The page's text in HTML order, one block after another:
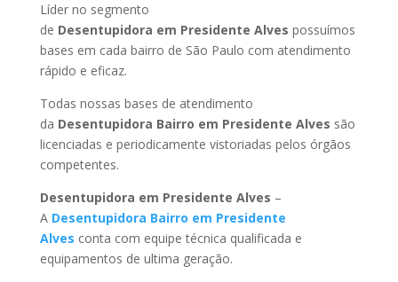
Líder no segmento
de Desentupidora em Presidente Alves possuímos
bases em cada bairro de São Paulo com atendimento
rápido e eficaz.
Todas nossas bases de atendimento
da Desentupidora Bairro em Presidente Alves são
licenciadas e periodicamente vistoriadas pelos órgãos
competentes.
Desentupidora em Presidente Alves –
A Desentupidora Bairro em Presidente
Alves conta com equipe técnica qualificada e
equipamentos de ultima geração.